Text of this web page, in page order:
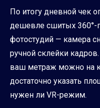
По итогу дневной чек
дешевле сшитых 360°-
фотостудий — камера
ручной склейки
ваш метраж можно на
достаточно указать
нужен ли VR-режим.